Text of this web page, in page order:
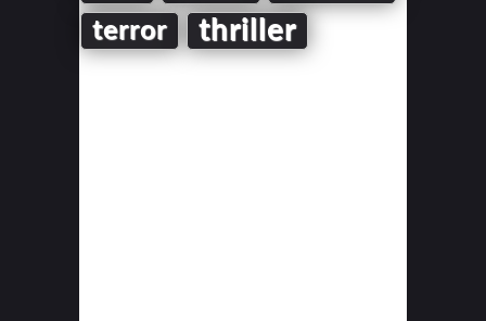
terror thriller